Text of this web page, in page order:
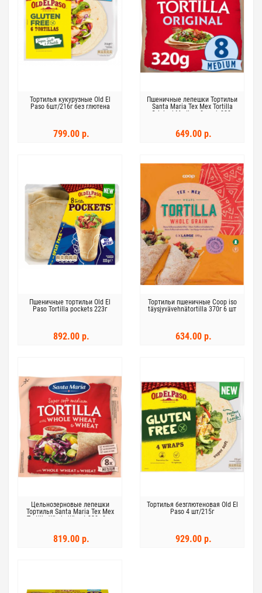
Тортилья кукурузные Old El
Paso 6шт/216г без глютена
799.00 р.
Пшеничные лепешки Тортильи
Santa Maria Tex Mex Tortilla
Original Medium 8-pack 320г
649.00 р.
Пшеничные тортильи Old El
Paso Tortilla pockets 223г
892.00 р.
Тортильи пшеничные Coop iso
täysjyvävehnätortilla 370г 6 шт
634.00 р.
Цельнозерновые лепешки
Тортилья Santa Maria Tex Mex
Tortilla Whole Wheat 320г 8шт
819.00 р.
Тортилья безглютеновая Old El
Paso 4 шт/215г
929.00 р.